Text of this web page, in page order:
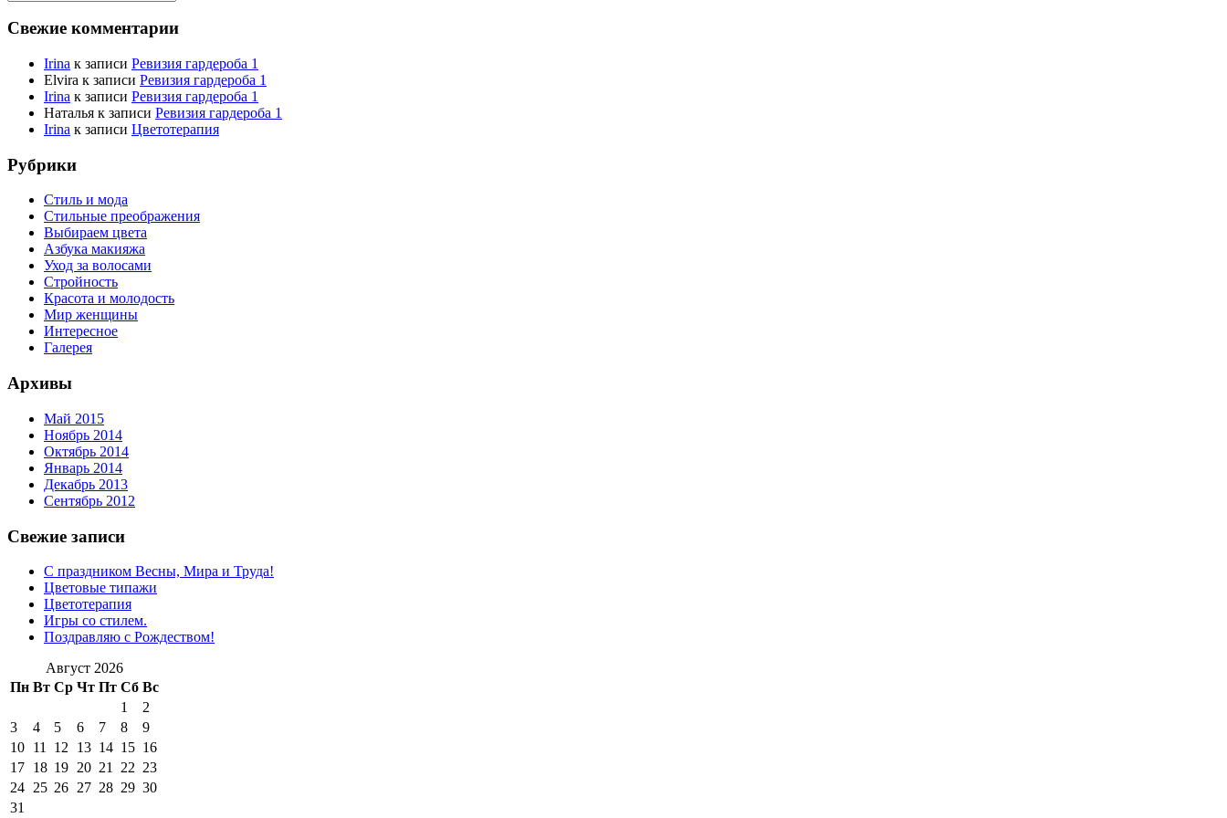
Свежие комментарии
Irina к записи Ревизия гардероба 1
Elvira к записи Ревизия гардероба 1
Irina к записи Ревизия гардероба 1
Наталья к записи Ревизия гардероба 1
Irina к записи Цветотерапия
Рубрики
Стиль и мода
Стильные преображения
Выбираем цвета
Азбука макияжа
Уход за волосами
Стройность
Красота и молодость
Мир женщины
Интересное
Галерея
Архивы
Май 2015
Ноябрь 2014
Октябрь 2014
Январь 2014
Декабрь 2013
Сентябрь 2012
Свежие записи
С праздником Весны, Мира и Труда!
Цветовые типажи
Цветотерапия
Игры со стилем.
Поздравляю с Рождеством!
Август 2026
Пн Вт Ср Чт Пт Сб Вс
1
2
3
4 5 6 7 8
9
10 11 12 13 14 15 16
17 18 19 20 21 22 23
24 25 26 27 28 29 30
31